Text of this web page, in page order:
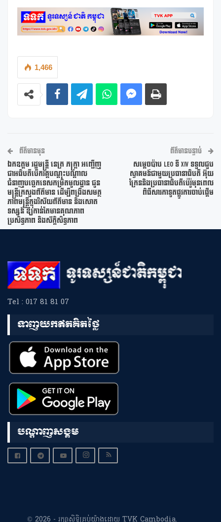
1,466
ព័ត៌មានមុន
ឯកឧត្តម រដ្ឋមន្ត្រី នេត្រ ភក្ត្រា អញ្ជើញ
ជាអធិបតីបើកវគ្គបណ្តុះបណ្តាល
ជំនាញបច្ចេកទេសកម្រិតមូលដ្ឋាន ជូន
មន្ត្រីក្រសួងព័ត៌មាន ដើម្បីពង្រឹងសមត្ថ
ភាពមន្ត្រីក្នុងវិស័យព័ត៌មាន និងសោត
ទស្សន៍ ឱ្យកាន់តែមានគុណភាព
ប្រសិទ្ធភាព និងស័ក្តិសិទ្ធភាព
ព័ត៌មានបន្ទាប់
សម្តេចប៉ាប Leo ទី XIV ទទួលជួប
ស្វាគមន៍ជាមួយប្រធានាធិបតី អ៊ុយ
ក្រែននិងប្រធានាធិបតីប៉េរ៉ូមុនពេល
ពិធីសារកាទូតផ្លូវការចាប់ផ្តើម
Tel : 017 81 81 07
ទាញយកឥតគិតថ្លៃ
បណ្តាញសង្គម
© 2026 - រក្សាសិទ្ធិគ្រប់យ៉ាងដោយ TVK Cambodia.